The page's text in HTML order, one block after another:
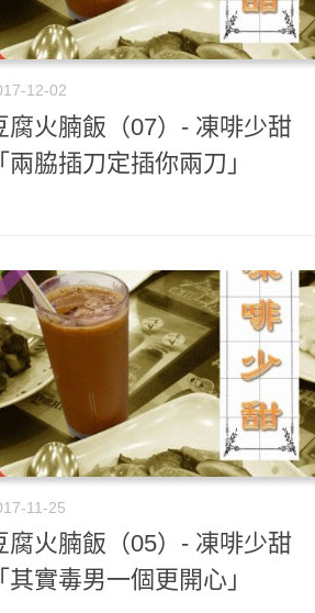
12-02
腐火腩飯（07）- 凍啡少甜
「兩脇插刀定插你兩刀」
11-25
腐火腩飯（05）- 凍啡少甜
「其實毒男一個更開心」